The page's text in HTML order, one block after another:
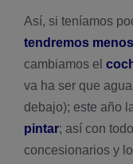
Así­, si tení­amos
tendremos menos
cambiamos el
va ha ser que
debajo); este año
pintar; así­ con
concesionarios y